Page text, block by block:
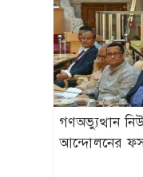
গণঅভ্যুত্থান
আন্দোলনের ফসল: